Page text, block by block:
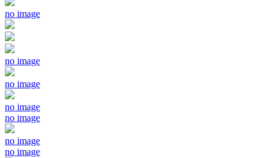
no image
no image
no image
no image
no image
no image
no image